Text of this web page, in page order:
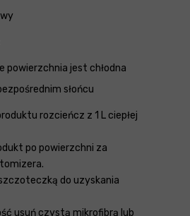
powierzchnia jest chłodna
słońcu
rozcieńcz z 1 L ciepłej
po powierzchni za
do uzyskania
usuń czystą mikrofibrą lub